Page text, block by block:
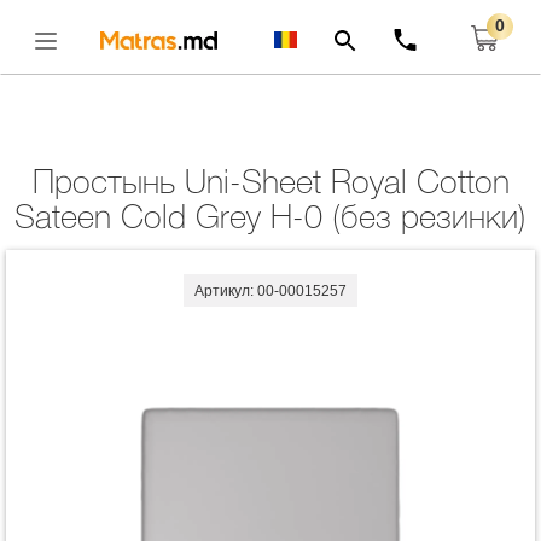
0
Простынь Uni-Sheet Royal Cotton Sateen Cold Grey H-
0 (без Резинки)
Sateen Cold Grey H-0 (без резинки)
Артикул: 00-00015257